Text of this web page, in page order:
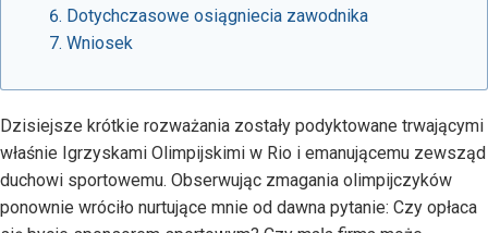
Dotychczasowe osiągniecia zawodnika
Wniosek
Dzisiejsze krótkie rozważania zostały podyktowane trwającymi
właśnie Igrzyskami Olimpijskimi w Rio i emanującemu zewsząd
duchowi sportowemu. Obserwując zmagania olimpijczyków
ponownie wróciło nurtujące mnie od dawna pytanie: Czy opłaca